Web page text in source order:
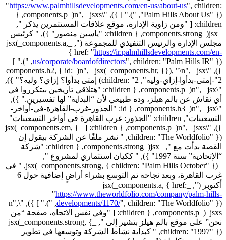
https://www.palmhillsdevelopments.com/en-us/about-us", children:
"Palm Hills About Us" }), ")." ] }), "\n", _jsxs(_components.p, {
children: [ "ومن زاوية الإدارة، موقع علاقات المستثمرين يذكر ",
_jsx(_components.strong, { children: "ياسين منصور" }), " كرئيس
مجلس الإدارة والرئيس التنفيذي للمجموعة (", _jsx(_components.a,
{ href: "https://ir.palmhillsdevelopments.com/en-
us/corporate/boardofdirectors",
children: "Palm Hills IR" }), ")." ]
}), "\n", _jsx(_components.hr, {}), "\n", _jsx(_components.h2, { id:
"2-إمتى-بدأوا-إزاي-وليه", children: "2) إمتى بدأوا؟ إزاي؟ وليه؟" }),
"\n", _jsx(_components.p, { children: "هتلاقي تاريخين بيتكرروا في
أي نقاش عن بالم هيلز، وده طبيعي لأن “البداية” لها تفسيرين." }),
"\n", _jsx(_components.h3, { id: "الجذور-غرب-القاهرة-في-أواخر-
التسعينات", children: "الجذور: غرب القاهرة في أواخر التسعينات"
}), "\n", _jsxs(_components.p, { children: [ _jsx(_components.em, {
children: "The Worldfolio" }), " نشر ملفًا عن الشركة بيقول إن
القصة بدأت مع ", _jsx(_components.strong, { children: "شركة
“الإتحادية” سنة 1997" }), " ككيان استثماري لمشروع ",
_jsx(_components.strong, { children: "Palm Hills October" }), " في
غرب القاهرة، وبعد نجاحه تم التوسع بشراء أراضٍ إضافية حول 6
أكتوبر (", _jsx(_components.a, { href:
"https://www.theworldfolio.com/company/palm-hills-
developments/1170/",
children: "The Worldfolio" }), ")." ] }), "\n",
_jsxs(_components.p, { children: [ "وفي نفس الاتجاه، صفحة “من
نحن” على موقع بالم هيلز بتشير إلى ", _jsx(_components.strong, {
children: "1997" }), " كبداية نشاط الشركة وتوسعها في تطوير